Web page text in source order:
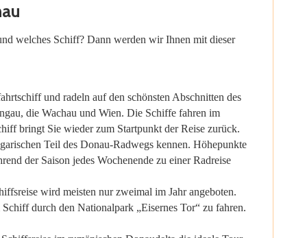
welches Schiff? Dann werden wir Ihnen mit dieser
und radeln auf den schönsten Abschnitten des
die Wachau und Wien. Die Schiffe fahren im
bringt Sie wieder zum Startpunkt der Reise zurück.
Teil des Donau-Radwegs kennen. Höhepunkte
der Saison jedes Wochenende zu einer Radreise
wird meisten nur zweimal im Jahr angeboten.
durch den Nationalpark „Eisernes Tor“ zu fahren.